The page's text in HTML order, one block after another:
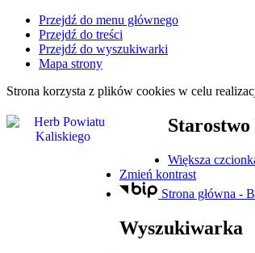
Przejdź do menu głównego
Przejdź do treści
Przejdź do wyszukiwarki
Mapa strony
Strona korzysta z plików cookies w celu
Większa
Zmień kontrast
Strona główna -
Wyszukiwarka